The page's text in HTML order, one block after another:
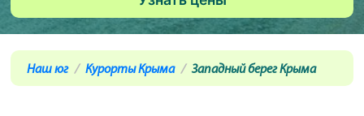
Наш юг Курорты Крыма Западный берег Крыма